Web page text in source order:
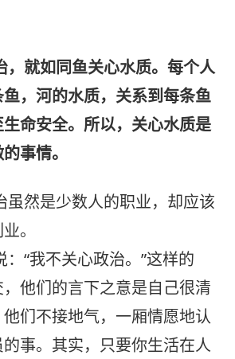
就如同鱼关心水质。每个人
，河的水质，关系到每条鱼
命安全。所以，关心水质是
事情。
然是少数人的职业，却应该
。
我不关心政治。”这样的
他们的言下之意是自己很清
们不接地气，一厢情愿地认
事。其实，只要你生活在人